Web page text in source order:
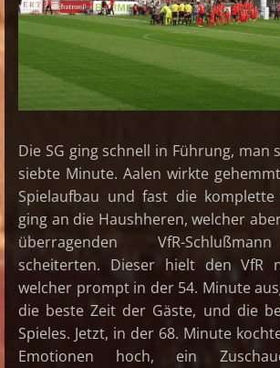
Die SG ging schnell in Führung, man
siebte Minute. Aalen wirkte
Spielaufbau und fast die
ging an die Haushheren, welcher
überragenden VfR-
scheiterten. Dieser hielt den VfR
welcher prompt in der 54. Minute
die beste Zeit der Gäste, und die
Spieles. Jetzt, in der 68. Minute
Emotionen hoch, ein